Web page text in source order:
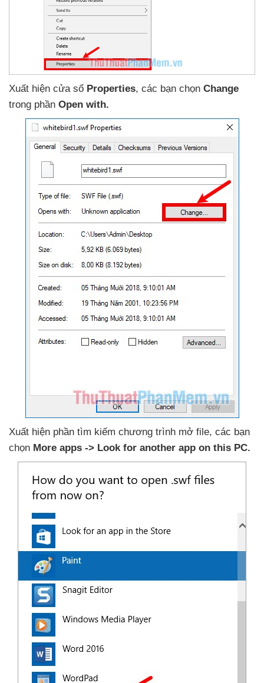
Xuất hiện cửa sổ Properties, các bạn chọn Change
trong phần Open with.
Xuất hiện phần tìm kiếm chương trình mở file, các bạn
chọn More apps -> Look for another app on this PC.